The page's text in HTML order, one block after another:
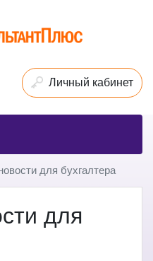
Личный кабинет
для бухгалтера
для